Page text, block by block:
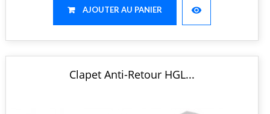
AJOUTER AU PANIER visibility
Clapet Anti-Retour HGL...